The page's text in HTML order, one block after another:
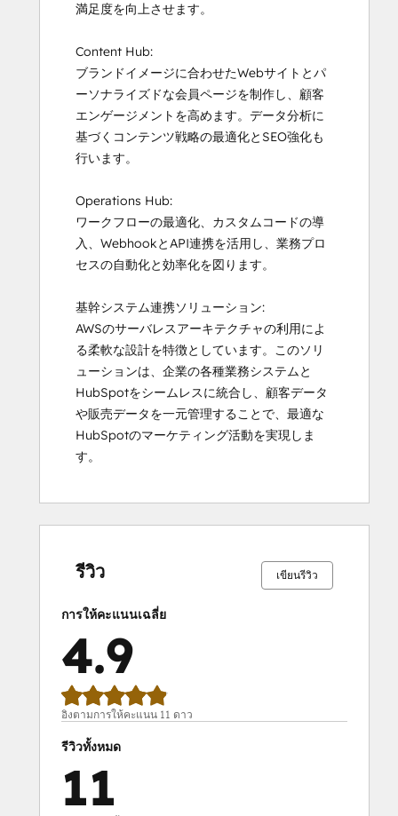
満足度を向上させます。
Content Hub:
ブランドイメージに合わせたWebサイトとパ
ーソナライズドな会員ページを制作し、顧客
エンゲージメントを高めます。データ分析に
基づくコンテンツ戦略の最適化とSEO強化も
行います。
Operations Hub:
ワークフローの最適化、カスタムコードの導
入、WebhookとAPI連携を活用し、業務プロ
セスの自動化と効率化を図ります。
基幹システム連携ソリューション:
AWSのサーバレスアーキテクチャの利用によ
る柔軟な設計を特徴としています。このソリ
ューションは、企業の各種業務システムと
HubSpotをシームレスに統合し、顧客データ
や販売データを一元管理することで、最適な
HubSpotのマーケティング活動を実現しま
す。
รีวิว เขียนรีวิว
การให้คะแนนเฉลี่ย
4.9
อิงตามการให้คะแนน 11 ดาว
รีวิวทั้งหมด
11
9%
0%
0%
0%
91%